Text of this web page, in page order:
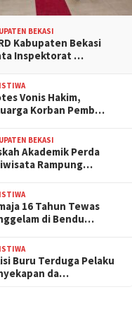
BEKASI
Kabupaten Bekasi
Inspektorat …
Vonis Hakim,
Korban Pemb…
BEKASI
Akademik Perda
Rampung…
16 Tahun Tewas
di Bendu…
Buru Terduga Pelaku
da…